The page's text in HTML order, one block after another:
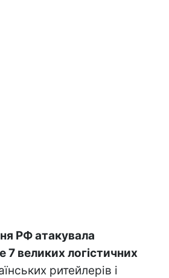
РФ атакувала
великих логістичних
ритейлерів і